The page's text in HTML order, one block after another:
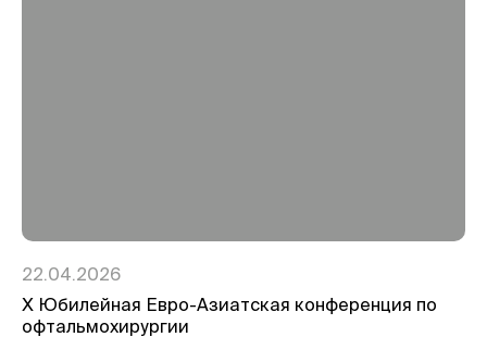
22.04.2026
Х Юбилейная Евро-Азиатская конференция по
офтальмохирургии